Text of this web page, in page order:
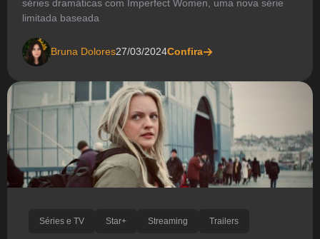
séries dramáticas com Imperfect Women, uma nova série
limitada baseada
Bruna Dolores27/03/2024Confira
Séries e TV Star+ Streaming Trailers